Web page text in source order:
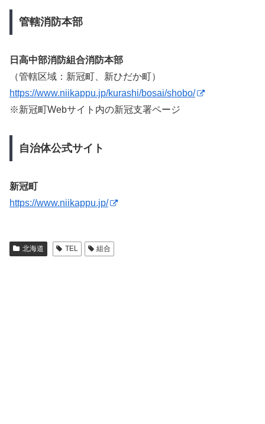
管轄消防本部
日高中部消防組合消防本部
（管轄区域：新冠町、新ひだか町）
https://www.niikappu.jp/kurashi/bosai/shobo/
※新冠町Webサイト内の新冠支署ページ
自治体公式サイト
新冠町
https://www.niikappu.jp/
北海道 TEL 組合